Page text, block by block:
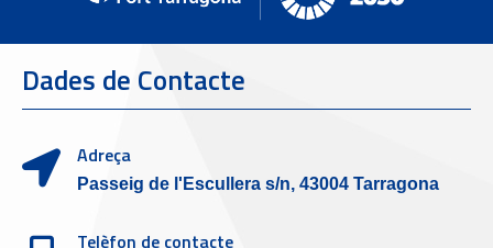
Dades de Contacte
Adreça
Passeig de l'Escullera s/n, 43004 Tarragona
Telèfon de contacte